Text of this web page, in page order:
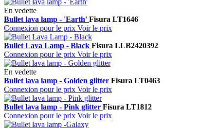
En vedette
Bullet lava lamp - 'Earth' Fisura LT1646
Connexion pour le prix Voir le prix
Bullet Lava Lamp - Black Fisura LLB2420392
Connexion pour le prix Voir le prix
En vedette
Bullet lava lamp - Golden glitter Fisura LT0463
Connexion pour le prix Voir le prix
Bullet lava lamp - Pink glitter Fisura LT1812
Connexion pour le prix Voir le prix